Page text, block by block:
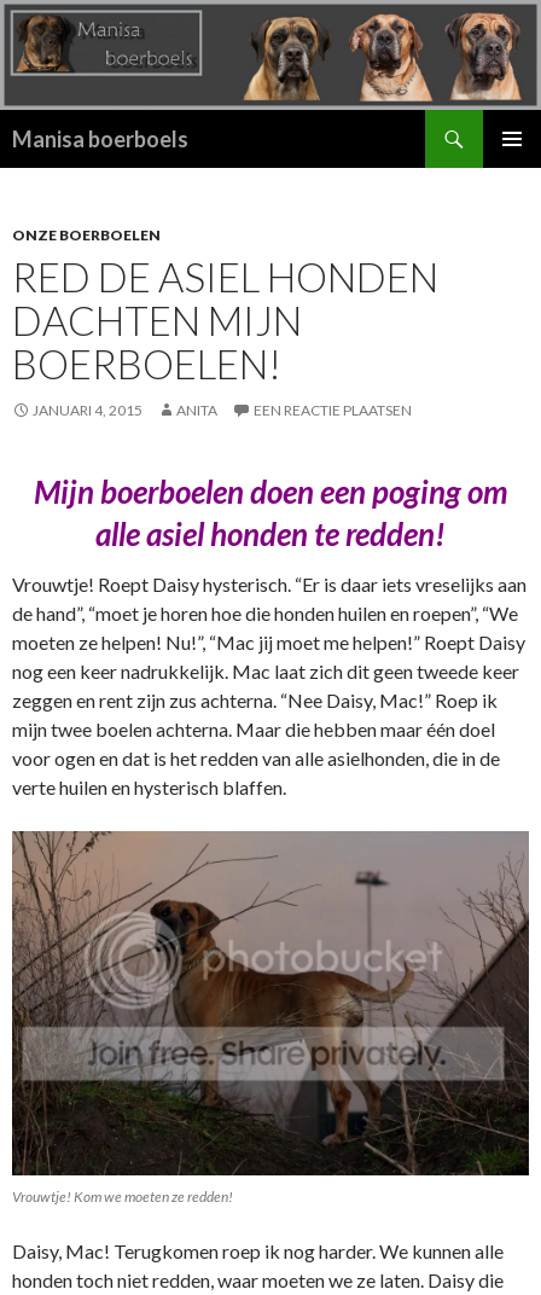
Manisa boerboels
ONZE BOERBOELEN
RED DE ASIEL HONDEN
DACHTEN MIJN
BOERBOELEN!
JANUARI 4, 2015 ANITA EEN REACTIE PLAATSEN
Mijn boerboelen doen een poging om
alle asiel honden te redden!
Vrouwtje! Roept Daisy hysterisch. “Er is daar iets vreselijks aan
de hand”, “moet je horen hoe die honden huilen en roepen”, “We
moeten ze helpen! Nu!”, “Mac jij moet me helpen!” Roept Daisy
nog een keer nadrukkelijk. Mac laat zich dit geen tweede keer
zeggen en rent zijn zus achterna. “Nee Daisy, Mac!” Roep ik
mijn twee boelen achterna. Maar die hebben maar één doel
voor ogen en dat is het redden van alle asielhonden, die in de
verte huilen en hysterisch blaffen.
Vrouwtje! Kom we moeten ze redden!
Daisy, Mac! Terugkomen roep ik nog harder. We kunnen alle
honden toch niet redden, waar moeten we ze laten. Daisy die